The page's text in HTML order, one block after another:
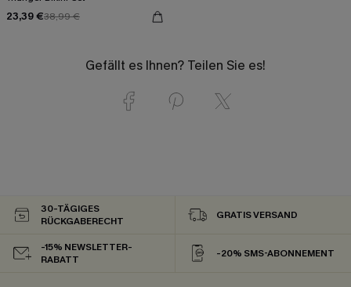
23,39 €38,99 €
Gefällt es Ihnen? Teilen Sie es!
30-TÄGIGES
RÜCKGABERECHT
GRATIS VERSAND
-15% NEWSLETTER-
RABATT
-20% SMS-ABONNEMENT